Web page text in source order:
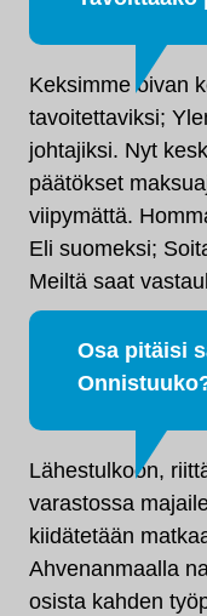
Keksimme oivan
tavoitettaviksi;
johtajiksi. Nyt
päätökset
viipymättä.
Eli suomeksi;
Meiltä saat
Osa pitäisi
Lähestulkoon,
varastossa
kiidätetään
Ahvenanmaalla
osista kahden